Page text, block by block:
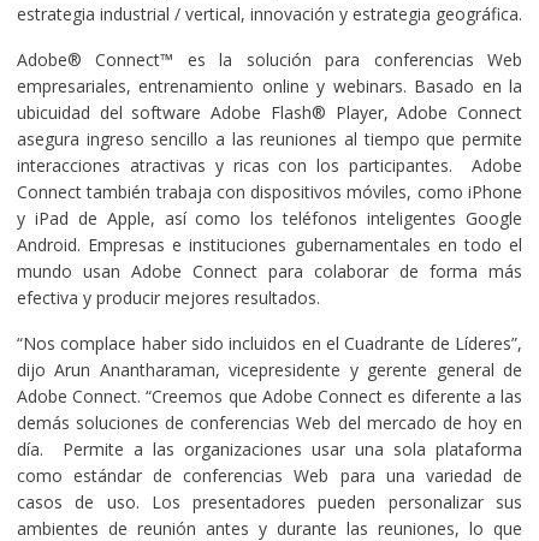
estrategia industrial / vertical, innovación y estrategia geográfica.
Adobe® Connect™ es la solución para conferencias Web
empresariales, entrenamiento online y webinars. Basado en la
ubicuidad del software Adobe Flash® Player, Adobe Connect
asegura ingreso sencillo a las reuniones al tiempo que permite
interacciones atractivas y ricas con los participantes. Adobe
Connect también trabaja con dispositivos móviles, como iPhone
y iPad de Apple, así como los teléfonos inteligentes Google
Android. Empresas e instituciones gubernamentales en todo el
mundo usan Adobe Connect para colaborar de forma más
efectiva y producir mejores resultados.
“Nos complace haber sido incluidos en el Cuadrante de Líderes”,
dijo Arun Anantharaman, vicepresidente y gerente general de
Adobe Connect. “Creemos que Adobe Connect es diferente a las
demás soluciones de conferencias Web del mercado de hoy en
día. Permite a las organizaciones usar una sola plataforma
como estándar de conferencias Web para una variedad de
casos de uso. Los presentadores pueden personalizar sus
ambientes de reunión antes y durante las reuniones, lo que